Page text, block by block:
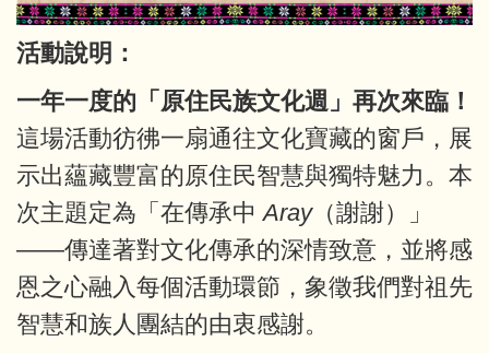
活動說明：
一年一度的「原住民族文化週」再次來臨！
這場活動彷彿一扇通往文化寶藏的窗戶，展
示出蘊藏豐富的原住民智慧與獨特魅力。本
次主題定為「在傳承中Aray（謝謝）」
——傳達著對文化傳承的深情致意，並將感
恩之心融入每個活動環節，象徵我們對祖先
智慧和族人團結的由衷感謝。